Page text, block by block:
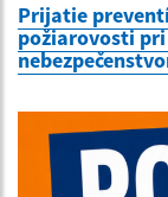
Prijatie
požiarovosti pri